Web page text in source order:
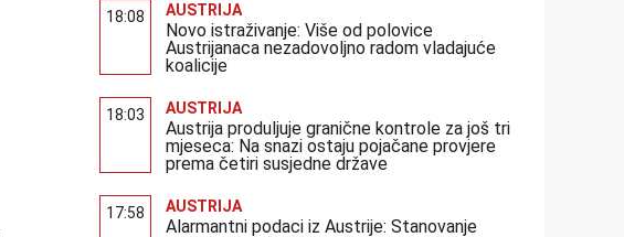
18:08 AUSTRIJA
Novo istraživanje: Više od polovice
Austrijanaca nezadovoljno radom vladajuće
koalicije
18:03 AUSTRIJA
Austrija produljuje granične kontrole za još tri
mjeseca: Na snazi ostaju pojačane provjere
prema četiri susjedne države
17:58 AUSTRIJA
Alarmantni podaci iz Austrije: Stanovanje